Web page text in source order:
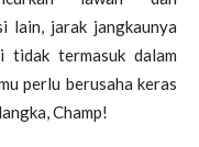
lain, jarak jangkaunya
tidak termasuk dalam
perlu berusaha keras
Champ!